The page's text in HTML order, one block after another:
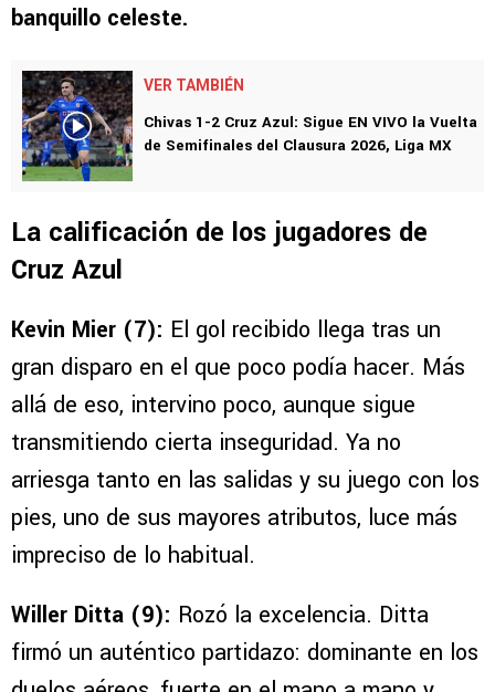
banquillo celeste.
VER TAMBIÉN
Chivas 1-2 Cruz Azul: Sigue EN VIVO la Vuelta
de Semifinales del Clausura 2026, Liga MX
La calificación de los jugadores de
Cruz Azul
Kevin Mier (7): El gol recibido llega tras un
gran disparo en el que poco podía hacer. Más
allá de eso, intervino poco, aunque sigue
transmitiendo cierta inseguridad. Ya no
arriesga tanto en las salidas y su juego con los
pies, uno de sus mayores atributos, luce más
impreciso de lo habitual.
Willer Ditta (9): Rozó la excelencia. Ditta
firmó un auténtico partidazo: dominante en los